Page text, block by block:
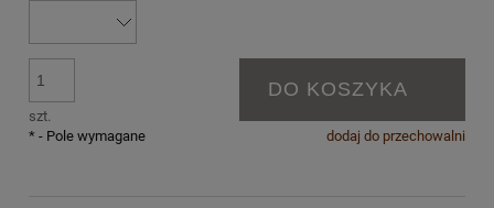
szt.
DO KOSZYKA
dodaj do przechowalni
* - Pole wymagane